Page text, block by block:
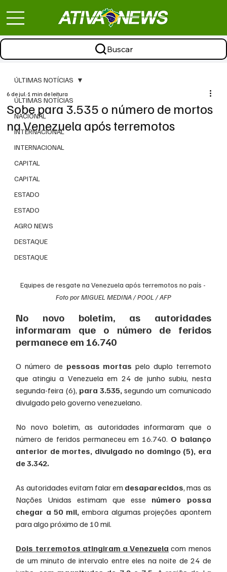
Buscar
ÚLTIMAS NOTÍCIAS
NACIONAL
INTERNACIONAL
INTERNACIONAL
CAPITAL
CAPITAL
ESTADO
ESTADO
AGRO NEWS
DESTAQUE
DESTAQUE
ÚLTIMAS NOTÍCIAS
Sobe para 3.535 o número de mortos
na Venezuela após terremotos
6 de jul.1 min de leitura
Equipes de resgate na Venezuela após terremotos no país -
Foto por MIGUEL MEDINA / POOL / AFP
No novo boletim, as autoridades
informaram que o número de feridos
permanece em 16.740
O número de pessoas mortas pelo duplo terremoto
que atingiu a Venezuela em 24 de junho subiu, nesta
segunda-feira (6), para 3.535, segundo um comunicado
divulgado pelo governo venezuelano.
No novo boletim, as autoridades informaram que o
número de feridos permaneceu em 16.740. O balanço
anterior de mortes, divulgado no domingo (5), era
de 3.342.
As autoridades evitam falar em desaparecidos, mas as
Nações Unidas estimam que esse número possa
chegar a 50 mil, embora algumas projeções apontem
para algo próximo de 10 mil.
Dois terremotos atingiram a Venezuela com menos
de um minuto de intervalo entre eles na noite de 24 de